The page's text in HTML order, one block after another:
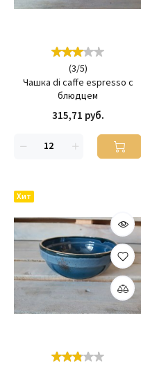
(3/5)
Чашка di caffe espresso с
блюдцем
315,71 руб.
Хит